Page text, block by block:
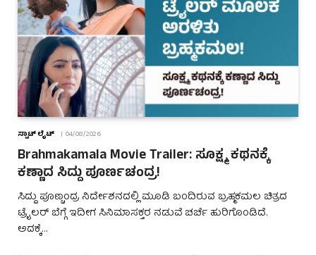
ಸ್ಪಾಟ್ ಲೈಟ್ 04/08/2026
Brahmakamala Movie Trailer: ಸೂಕ್ಷ್ಮ ಕಥನಕ್ಕೆ
ಕಣ್ಣಾದ ಸಿದ್ದು ಪೂರ್ಣಚಂದ್ರ!
ಸಿದ್ದು ಪೂಣ್ಚಂದ್ರ ನಿರ್ದೇಶನದಲ್ಲಿ ಮೂಡಿ ಬಂದಿರುವ ಬ್ರಹ್ಮಕಮಲ ಚಿತ್ರದ
ಟ್ರೈಲರ್ ಬೆಗ್ಗೆ ಇದೀಗ ಸಿನಿಮಾಸಕ್ತರ ನಡುವೆ ಚರ್ಚೆ ಹುರಿಗೊಂಡಿದೆ.
ಅದಕ್ಕೆ…